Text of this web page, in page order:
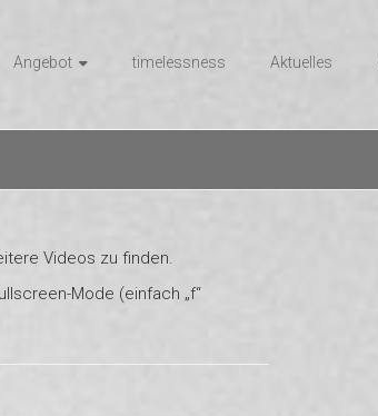
Angebot timelessness Aktuelles
Videos zu finden.
Mode (einfach „f“